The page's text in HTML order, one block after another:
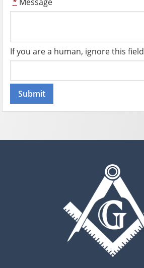
If you are a human, ignore this field